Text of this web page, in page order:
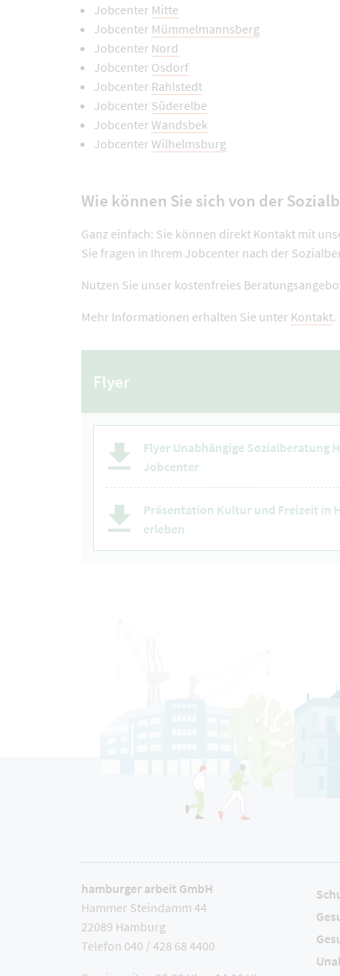
Jobcenter Mitte
Jobcenter Mümmelmannsberg
Jobcenter Nord
Jobcenter Osdorf
Jobcenter Rahlstedt
Jobcenter Süderelbe
Jobcenter Wandsbek
Jobcenter Wilhelmsburg
Wie können Sie sich von der
Ganz einfach: Sie können direkt Kontakt mit
Sie fragen in Ihrem Jobcenter nach der
Nutzen Sie unser kostenfreies
Mehr Informationen erhalten Sie unter Kontakt.
Flyer
Flyer Unabhängige Sozialberatung
Jobcenter
Präsentation Kultur und Freizeit in
erleben
hamburger arbeit GmbH
Hammer Steindamm 44
22089 Hamburg
Telefon 040 / 428 68 4400